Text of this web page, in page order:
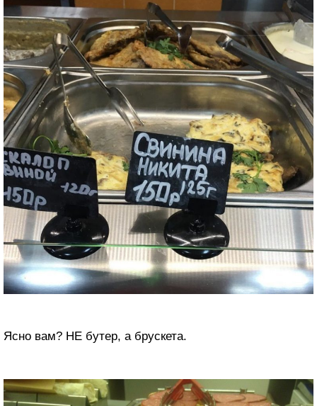
Ясно вам? НЕ бутер, а брускета.